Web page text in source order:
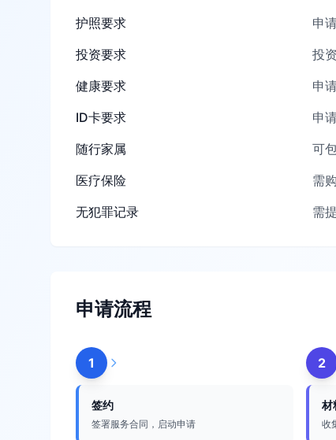
护照要求
申
投资要求
投
健康要求
申
ID卡要求
申
随行家属
可
医疗保险
需
无犯罪记录
需
申请流程
1
签约
签署服务合同，启动申请
2
材
收